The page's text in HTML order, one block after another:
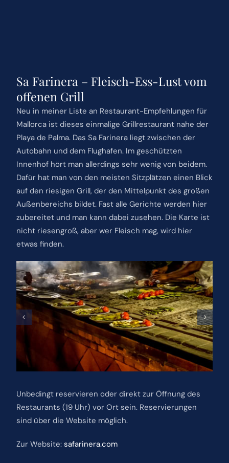
Sa Farinera – Fleisch-Ess-Lust vom
offenen Grill
Neu in meiner Liste an Restaurant-Empfehlungen für
Mallorca ist dieses einmalige Grillrestaurant nahe der
Playa de Palma. Das Sa Farinera liegt zwischen der
Autobahn und dem Flughafen. Im geschützten
Innenhof hört man allerdings sehr wenig von beidem.
Dafür hat man von den meisten Sitzplätzen einen Blick
auf den riesigen Grill, der den Mittelpunkt des großen
Außenbereichs bildet. Fast alle Gerichte werden hier
zubereitet und man kann dabei zusehen. Die Karte ist
nicht riesengroß, aber wer Fleisch mag, wird hier
etwas finden.
Unbedingt reservieren oder direkt zur Öffnung des
Restaurants (19 Uhr) vor Ort sein. Reservierungen
sind über die Website möglich.
Zur Website: safarinera.com